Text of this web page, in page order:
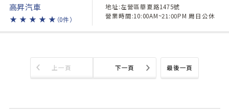
高昇汽車
★ ★ ★ ★ ★ （0件）
地址:左營區華夏路1475號
營業時間:10:00AM~21:00PM 周日公休
最後一頁
上一頁 下一頁